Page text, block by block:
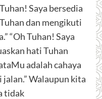
Saya bersedia
dan mengikuti
“Oh Tuhan! Saya
hati Tuhan
adalah cahaya
Walaupun kita
tidak